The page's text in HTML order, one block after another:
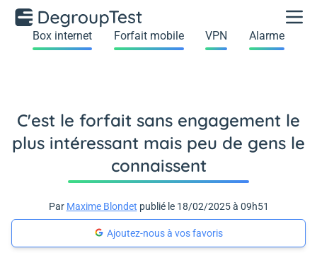
Box internet Forfait mobile VPN Alarme
C'est le forfait sans engagement le
plus intéressant mais peu de gens le
connaissent
Par Maxime Blondet publié le 18/02/2025 à 09h51
Ajoutez-nous à vos favoris